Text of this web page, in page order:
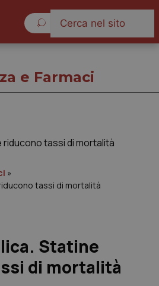
e Farmaci
»
tassi di mortalità
Statine
di mortalità